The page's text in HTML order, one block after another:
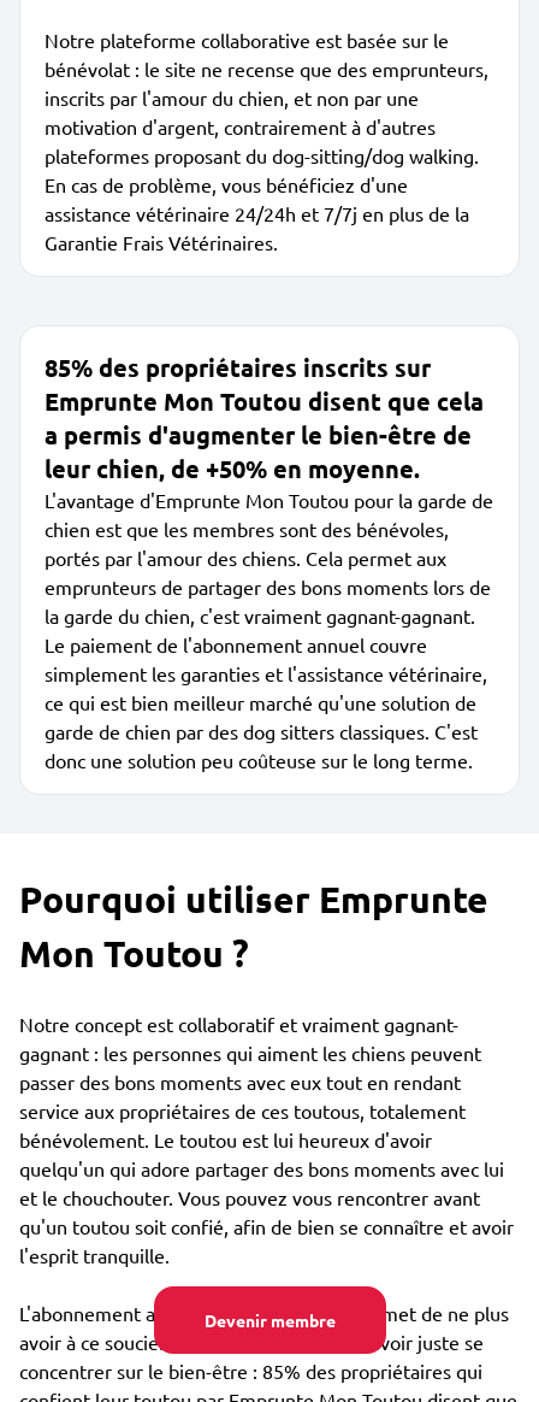
Devenir membre
Notre plateforme collaborative est basée sur le
bénévolat : le site ne recense que des emprunteurs,
inscrits par l'amour du chien, et non par une
motivation d'argent, contrairement à d'autres
plateformes proposant du dog-sitting/dog walking.
En cas de problème, vous bénéficiez d'une
assistance vétérinaire 24/24h et 7/7j en plus de la
Garantie Frais Vétérinaires.
85% des propriétaires inscrits sur
Emprunte Mon Toutou disent que cela
a permis d'augmenter le bien-être de
leur chien, de +50% en moyenne.
L'avantage d'Emprunte Mon Toutou pour la garde de
chien est que les membres sont des bénévoles,
portés par l'amour des chiens. Cela permet aux
emprunteurs de partager des bons moments lors de
la garde du chien, c'est vraiment gagnant-gagnant.
Le paiement de l'abonnement annuel couvre
simplement les garanties et l'assistance vétérinaire,
ce qui est bien meilleur marché qu'une solution de
garde de chien par des dog sitters classiques. C'est
donc une solution peu coûteuse sur le long terme.
Pourquoi utiliser Emprunte
Mon Toutou ?
Notre concept est collaboratif et vraiment gagnant-
gagnant : les personnes qui aiment les chiens peuvent
passer des bons moments avec eux tout en rendant
service aux propriétaires de ces toutous, totalement
bénévolement. Le toutou est lui heureux d'avoir
quelqu'un qui adore partager des bons moments avec lui
et le chouchouter. Vous pouvez vous rencontrer avant
qu'un toutou soit confié, afin de bien se connaître et avoir
l'esprit tranquille.
L'abonnement annuel très bon marché permet de ne plus
avoir à ce soucier du coût de garde, et pouvoir juste se
concentrer sur le bien-être : 85% des propriétaires qui